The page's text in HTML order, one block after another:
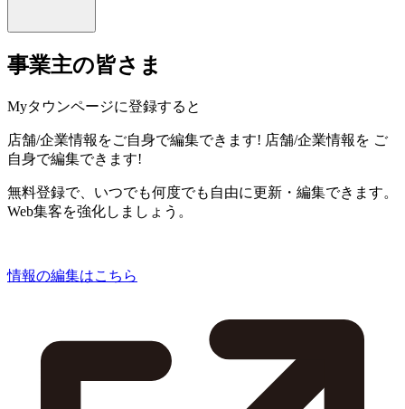
事業主の皆さま
Myタウンページに登録すると
店舗/企業情報をご自身で編集できます! 店舗/企業情報を ご
自身で編集できます!
無料登録で、いつでも何度でも自由に更新・編集できます。
Web集客を強化しましょう。
情報の編集はこちら